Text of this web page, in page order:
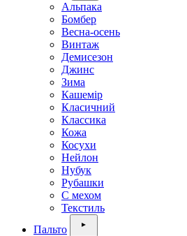
Альпака
Бомбер
Весна-осень
Винтаж
Демисезон
Джинс
Зима
Кашемір
Класичний
Классика
Кожа
Косухи
Нейлон
Нубук
Рубашки
С мехом
Текстиль
Пальто